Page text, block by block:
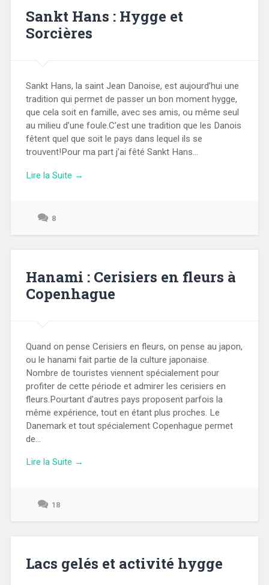
Sankt Hans : Hygge et
Sorcières
Sankt Hans, la saint Jean Danoise, est aujourd’hui une
tradition qui permet de passer un bon moment hygge,
que cela soit en famille, avec ses amis, ou même seul
au milieu d’une foule.C’est une tradition que les Danois
fêtent quel que soit le pays dans lequel ils se
trouvent!Pour ma part j’ai fêté Sankt Hans...
Lire la Suite →
8
Hanami : Cerisiers en fleurs à
Copenhague
Quand on pense Cerisiers en fleurs, on pense au japon,
ou le hanami fait partie de la culture japonaise.
Nombre de touristes viennent spécialement pour
profiter de cette période et admirer les cerisiers en
fleurs.Pourtant d’autres pays proposent parfois la
même expérience, tout en étant plus proches. Le
Danemark et tout spécialement Copenhague permet
de...
Lire la Suite →
18
Lacs gelés et activité hygge